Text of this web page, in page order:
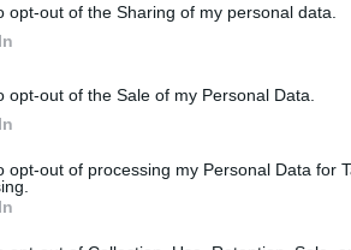
opt-out of the Sharing of my personal data.
opt-out of the Sale of my Personal Data.
opt-out of processing my Personal Data for